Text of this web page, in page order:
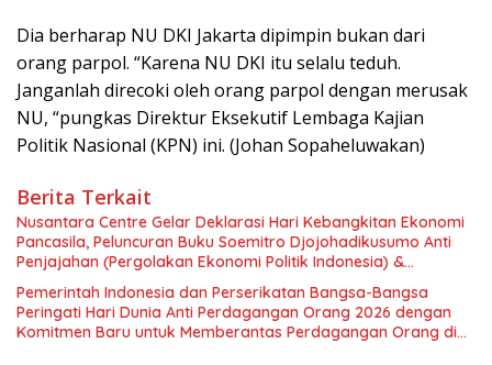
Dia berharap NU DKI Jakarta dipimpin bukan dari
orang parpol. “Karena NU DKI itu selalu teduh.
Janganlah direcoki oleh orang parpol dengan merusak
NU, “pungkas Direktur Eksekutif Lembaga Kajian
Politik Nasional (KPN) ini. (Johan Sopaheluwakan)
Berita Terkait
Nusantara Centre Gelar Deklarasi Hari Kebangkitan Ekonomi
Pancasila, Peluncuran Buku Soemitro Djojohadikusumo Anti
Penjajahan (Pergolakan Ekonomi Politik Indonesia) &
Simposium Nasional “Urgensi Undang-Undang Perekonomian
Nasional dan Kesejahteraan Sosial dalam Menata Bangsa
Menuju Indonesia Emas 2045”,
Pemerintah Indonesia dan Perserikatan Bangsa-Bangsa
Peringati Hari Dunia Anti Perdagangan Orang 2026 dengan
Komitmen Baru untuk Memberantas Perdagangan Orang di